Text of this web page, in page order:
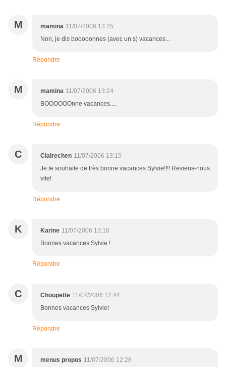
M mamina 11/07/2006 13:25
Non, je dis booooonnes (avec un s) vacances...
Répondre
M mamina 11/07/2006 13:24
BOOOOOOnne vacances....
Répondre
C Clairechen 11/07/2006 13:15
Je te souhaite de très bonne vacances Sylvie!!!! Reviens-nous
vite!
Répondre
K Karine 11/07/2006 13:10
Bonnes vacances Sylvie !
Répondre
C Choupette 11/07/2006 12:44
Bonnes vacances Sylvie!
Répondre
M menus propos 11/07/2006 12:28